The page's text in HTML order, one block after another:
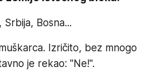
Bosna...
Izričito, bez mnogo
je rekao: "Ne!".